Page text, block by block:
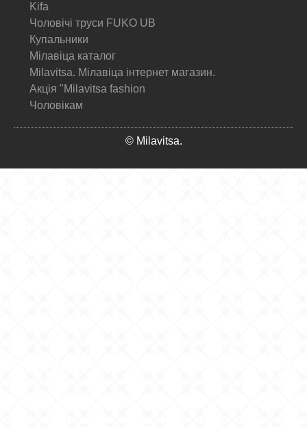
Kifa
Чоловічі труси FUKO UB
Купальники
Мілавіца каталог
Milavitsa. Мілавіца інтернет магазин.
Акція "Milavitsa fashion
Чоловікам
© Milavitsa.